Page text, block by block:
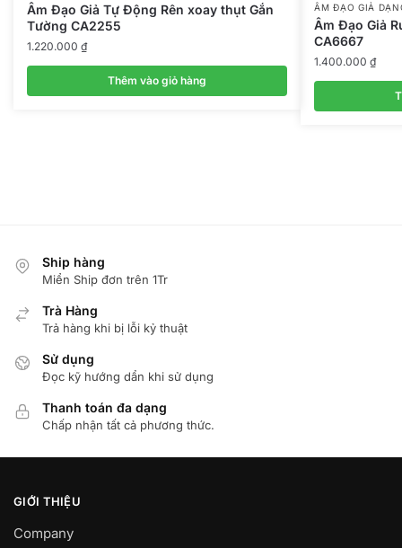
Âm Đạo Giả Tự Động Rên xoay thụt Gắn
Tường CA2255
1.220.000 ₫
Thêm vào giỏ hàng
ÂM ĐẠO GIẢ
Âm Đạo Giả
CA6667
1.400.000 ₫
Ship hàng
Miển Ship đơn trên 1Tr
Trà Hàng
Trả hàng khi bị lỗi kỷ thuật
Sử dụng
Đọc kỹ hướng dẩn khi sử dụng
Thanh toán đa dạng
Chấp nhận tất cả phương thức.
GIỚI THIỆU
Company